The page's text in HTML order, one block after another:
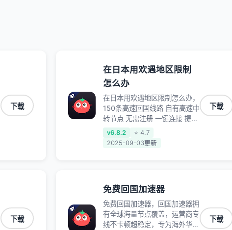
下载
在日本用欢遇地区限制
怎么办
在日本用欢遇地区限制怎么办，
150条高速回国线路 自有高速中
转节点 无需注册 一键连接 提供
高速线路 应用内直达视频音乐
app,快人一步 应用模式 App互
v6.8.2
⭐ 4.7
2025-09-03更新
下载
下载
免费回国加速器
免费回国加速器，回国加速器拥
有全球海量节点覆盖，运营商专
线不卡顿超稳定，专为海外华人
下载